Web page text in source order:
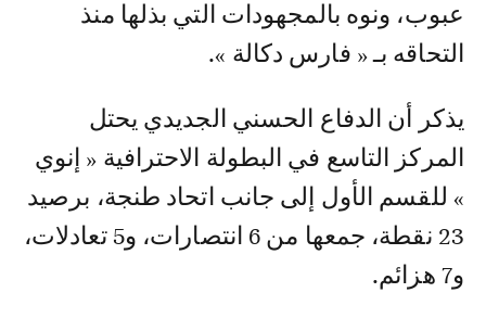
عبوب، ونوه بالمجهودات التي بذلها منذ
التحاقه بـ « فارس دكالة ».
يذكر أن الدفاع الحسني الجديدي يحتل
المركز التاسع في البطولة الاحترافية « إنوي
» للقسم الأول إلى جانب اتحاد طنجة، برصيد
23 نقطة، جمعها من 6 انتصارات، و5 تعادلات،
و7 هزائم.